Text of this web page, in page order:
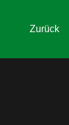
Zurück